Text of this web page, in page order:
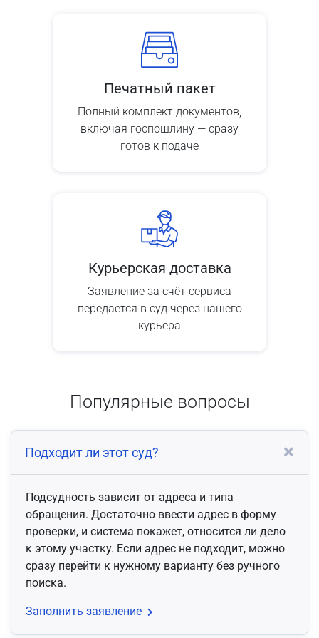
Печатный пакет
Полный комплект документов,
включая госпошлину — сразу
готов к подаче
Курьерская доставка
Заявление за счёт сервиса
передается в суд через нашего
курьера
Популярные вопросы
Подходит ли этот суд?
Подсудность зависит от адреса и типа
обращения. Достаточно ввести адрес в форму
проверки, и система покажет, относится ли дело
к этому участку. Если адрес не подходит, можно
сразу перейти к нужному варианту без ручного
поиска.
Заполнить заявление